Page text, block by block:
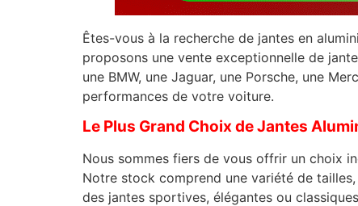
Êtes-vous à la recherche de jantes en
proposons une vente exceptionnelle de
une BMW, une Jaguar, une Porsche, une
performances de votre voiture.
Le Plus Grand Choix de Jantes
Nous sommes fiers de vous offrir un choix
Notre stock comprend une variété de
des jantes sportives, élégantes ou